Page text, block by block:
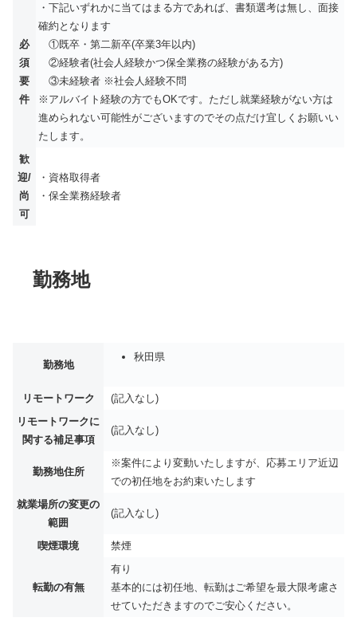
必
須
要
件
・下記いずれかに当てはまる方であれば、書類選考は無し、面接
確約となります
①既卒・第二新卒(卒業3年以内)
②経験者(社会人経験かつ保全業務の経験がある方)
③未経験者 ※社会人経験不問
※アルバイト経験の方でもOKです。ただし就業経験がない方は
進められない可能性がございますのでその点だけ宜しくお願いい
たします。
歓
迎/
尚
可
・資格取得者
・保全業務経験者
勤務地
勤務地
秋田県
リモートワーク
(記入なし)
リモートワークに
関する補足事項
(記入なし)
勤務地住所
※案件により変動いたしますが、応募エリア近辺
での初任地をお約束いたします
就業場所の変更の
範囲
(記入なし)
喫煙環境 禁煙
転勤の有無
有り
基本的には初任地、転勤はご希望を最大限考慮さ
せていただきますのでご安心ください。